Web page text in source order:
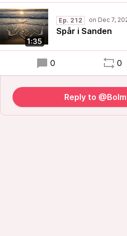
1:35
Ep. 212
Spår i Sanden
0 0
Reply to